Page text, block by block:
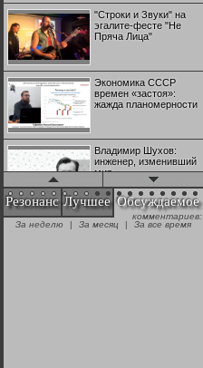
"Строки и Звуки" на
эгалите-фесте "Не
Пряча Лица"
Экономика СССР
времен «застоя»:
жажда планомерности
Владимир Шухов:
инженер, изменивший
мир
"Аркадий Коц" на
эгалите-фесте "Не
Резонанс Лучшее Обсуждаемое
комментариев:
За неделю
| За месяц | За все время